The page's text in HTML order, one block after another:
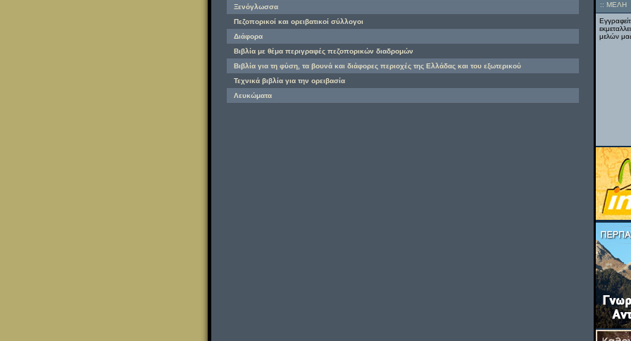
Ξενόγλωσσα
Πεζοπορικοί και ορειβατικοί σύλλογοι
Διάφορα
Βιβλία με θέμα περιγραφές πεζοπορικών διαδρομών
Βιβλία για τη φύση, τα βουνά και διάφορες περιοχές της Ελλάδας και του εξωτερικού
Τεχνικά βιβλία για την ορειβασία
Λευκώματα
:: ΜΕΛΗ
μελών